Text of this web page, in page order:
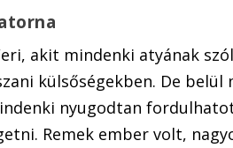
akit mindenki atyának
külsőségekben. De
nyugodtan
Remek ember volt,